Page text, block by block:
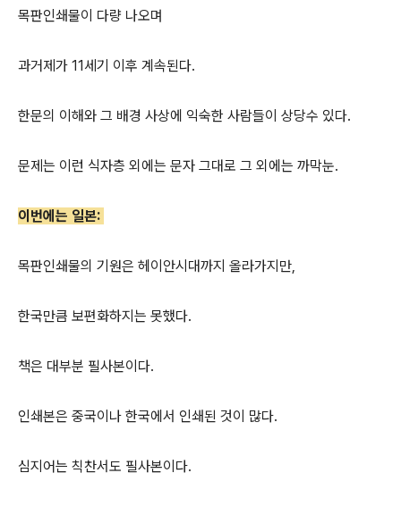
목판인쇄물이 다량 나오며
과거제가 11세기 이후 계속된다.
한문의 이해와 그 배경 사상에 익숙한 사람들이 상당수 있다.
문제는 이런 식자층 외에는 문자 그대로 그 외에는 까막눈.
이번에는 일본:
목판인쇄물의 기원은 헤이안시대까지 올라가지만,
한국만큼 보편화하지는 못했다.
책은 대부분 필사본이다.
인쇄본은 중국이나 한국에서 인쇄된 것이 많다.
심지어는 칙찬서도 필사본이다.